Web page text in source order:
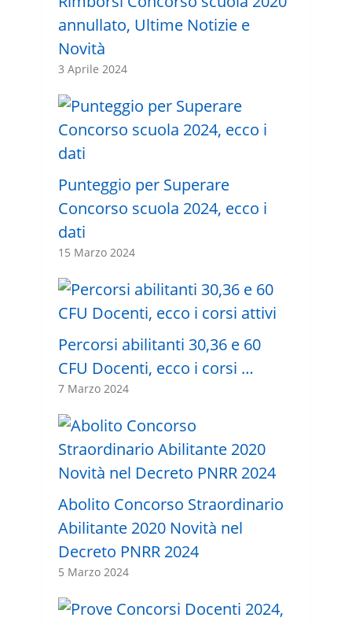
annullato, Ultime Notizie e
Novità
3 Aprile 2024
Punteggio per Superare
Concorso scuola 2024, ecco i
dati
15 Marzo 2024
Percorsi abilitanti 30,36 e 60
CFU Docenti, ecco i corsi …
7 Marzo 2024
Abolito Concorso Straordinario
Abilitante 2020 Novità nel
Decreto PNRR 2024
5 Marzo 2024